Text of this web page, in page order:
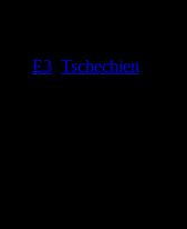
E3 Tschechien